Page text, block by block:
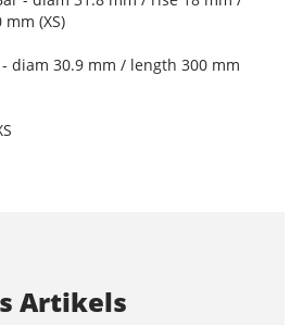
(XS)
- diam 30.9 mm / length 300 mm
Artikels